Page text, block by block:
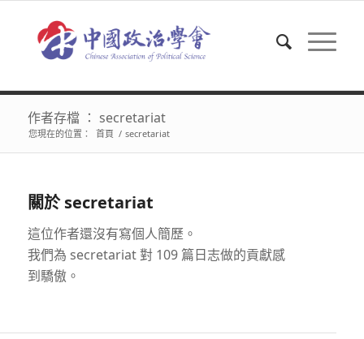
作者存檔 ： secretariat
您現在的位置： 首頁 / secretariat
關於secretariat
這位作者還沒有寫個人簡歷。
我們為 secretariat對 109 篇日志做的貢獻感
到驕傲。